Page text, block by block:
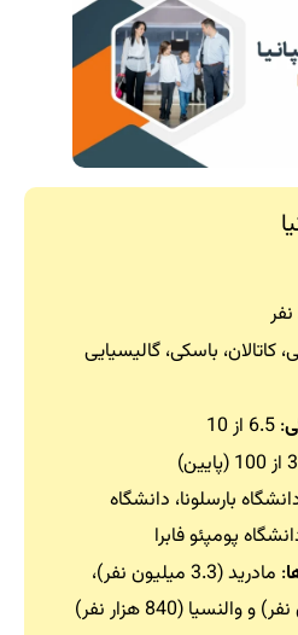
کاتالان، باسکی، گالیسیایی
: 6.5 از 10
بارسلونا، دانشگاه
پومپئو فابرا
: مادرید (3.3 میلیون نفر)،